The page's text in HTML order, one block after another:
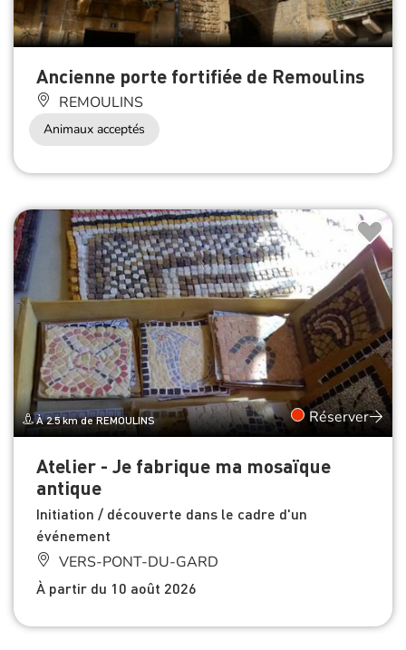
Ancienne porte fortifiée de Remoulins
REMOULINS
Animaux acceptés
À 2.5 km de REMOULINS Réserver
Atelier - Je fabrique ma mosaïque
antique
Initiation / découverte dans le cadre d'un
événement
VERS-PONT-DU-GARD
À partir du 10 août 2026